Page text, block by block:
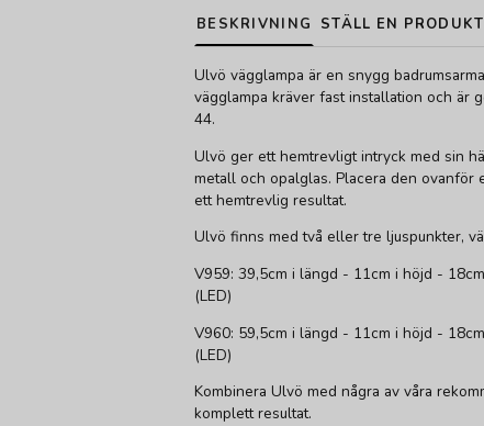
BESKRIVNING STÄLL EN
Ulvö vägglampa är en snygg
vägglampa kräver fast installation och är
44.
Ulvö ger ett hemtrevligt intryck med sin
metall och opalglas. Placera den
ett hemtrevlig resultat.
Ulvö finns med två eller tre ljuspunkter,
V959: 39,5cm i längd - 11cm i höjd -
(LED)
V960: 59,5cm i längd - 11cm i höjd -
(LED)
Kombinera Ulvö med några av våra
komplett resultat.